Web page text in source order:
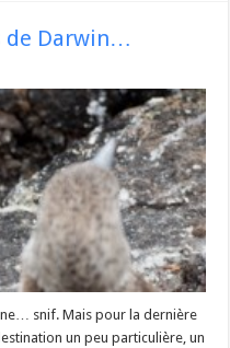
de Darwin…
snif. Mais pour la dernière
un peu particulière, un